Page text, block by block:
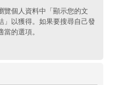
覽個人資料中「顯示您的文
」以獲得。如果要搜尋自己發
的選項。